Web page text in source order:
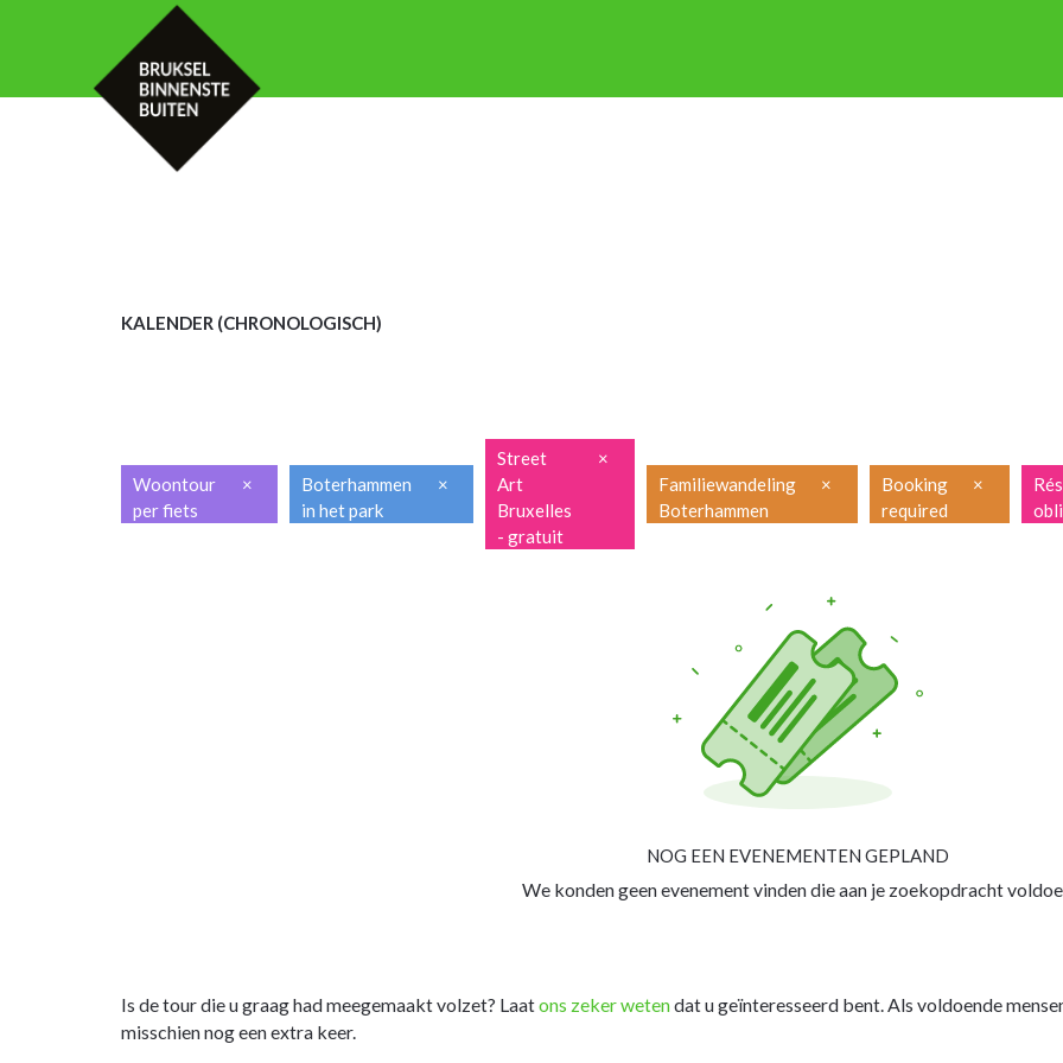
KALENDER (CHRONOLOGISCH)
Woontour
per fiets
×
Boterhammen
in het park
×
Street
Art
Bruxelles
- gratuit
×
Familiewandeling
Boterhammen
×
Booking
required
×
NOG EEN EVENEMENTEN GEPLAND
We konden geen evenement vinden die aan je zoekopdracht
Is de tour die u graag had meegemaakt volzet? Laatons zeker wetendat u geïnteresseerd bent. Als voldoende
misschien nog een extra keer.